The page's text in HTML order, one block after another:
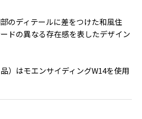
のディテールに差をつけた和風住
ドの異なる存在感を表したデザイン
）はモエンサイディングW14を使用